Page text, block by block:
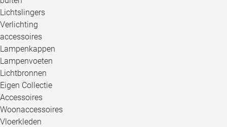
Lichtslingers
Verlichting
accessoires
Lampenkappen
Lampenvoeten
Lichtbronnen
Eigen Collectie
Accessoires
Woonaccessoires
Vloerkleden